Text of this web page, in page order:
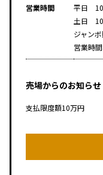
営業時間
平日
土日
ジャン
営業時
売場からのお知らせ
支払限度額10万円